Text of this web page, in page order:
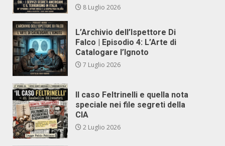
8 Luglio 2026
L’Archivio dell’Ispettore Di
Falco | Episodio 4: L’Arte di
Catalogare l’Ignoto
7 Luglio 2026
Il caso Feltrinelli e quella nota
speciale nei file segreti della
CIA
2 Luglio 2026